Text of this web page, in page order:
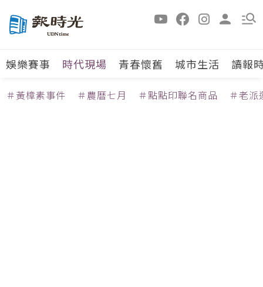
娛樂賽事 時代現場 青春懷舊 城市生活 讀報
＃黃樟素事件 ＃農曆七月 ＃點點印聯名商品 ＃老派